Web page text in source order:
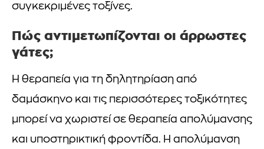
συγκεκριμένες τοξίνες.
Πώς αντιμετωπίζονται οι άρρωστες
γάτες;
Η θεραπεία για τη δηλητηρίαση από
δαμάσκηνο και τις περισσότερες τοξικότητες
μπορεί να χωριστεί σε θεραπεία απολύμανσης
και υποστηρικτική φροντίδα. Η απολύμανση